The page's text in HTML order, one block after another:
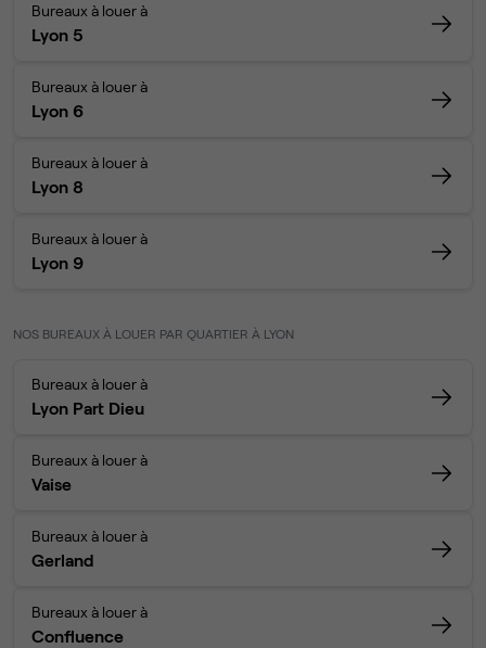
Bureaux à louer à
Lyon 5
Bureaux à louer à
Lyon 6
Bureaux à louer à
Lyon 8
Bureaux à louer à
Lyon 9
NOS BUREAUX À LOUER PAR QUARTIER À LYON
Bureaux à louer à
Lyon Part Dieu
Bureaux à louer à
Vaise
Bureaux à louer à
Gerland
Bureaux à louer à
Confluence